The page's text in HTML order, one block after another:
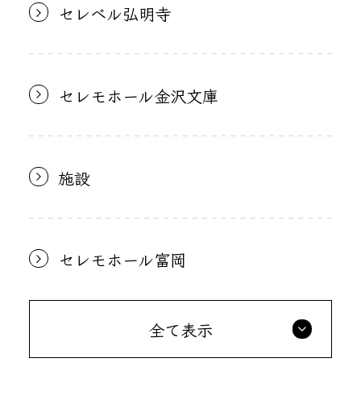
セレベル弘明寺
セレモホール金沢文庫
施設
セレモホール富岡
全て表示